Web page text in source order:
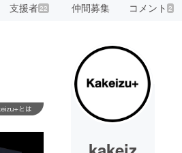
支援者 22 仲間募集 コメント 2